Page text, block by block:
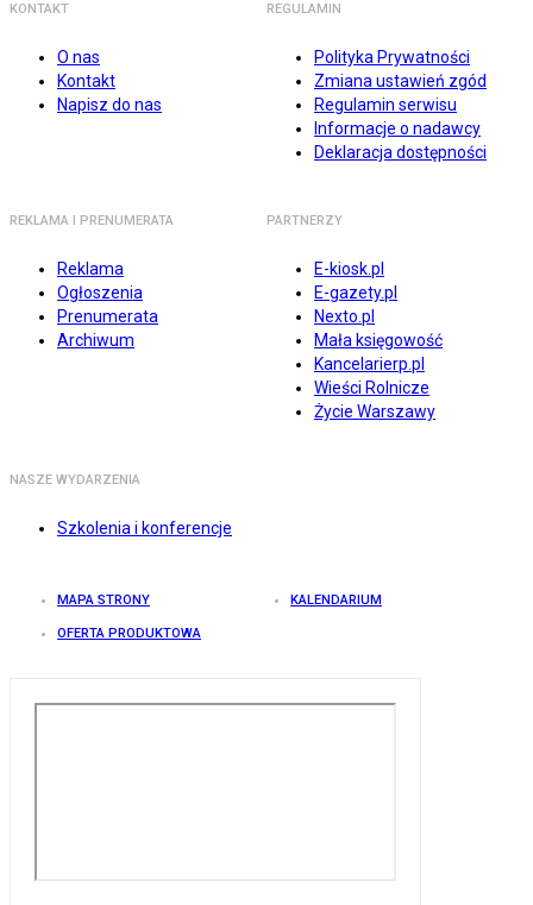
KONTAKT
O nas
Kontakt
Napisz do nas
REGULAMIN
Polityka Prywatności
Zmiana ustawień zgód
Regulamin serwisu
Informacje o nadawcy
Deklaracja dostępności
REKLAMA I PRENUMERATA
Reklama
Ogłoszenia
Prenumerata
Archiwum
PARTNERZY
E-kiosk.pl
E-gazety.pl
Nexto.pl
Mała księgowość
Kancelarierp.pl
Wieści Rolnicze
Życie Warszawy
NASZE WYDARZENIA
Szkolenia i konferencje
MAPA STRONY KALENDARIUM
OFERTA PRODUKTOWA